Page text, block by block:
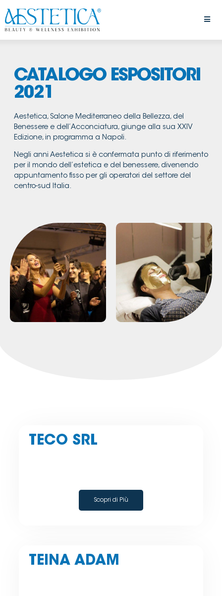
CATALOGO ESPOSITORI
2021
Aestetica, Salone Mediterraneo della Bellezza, del
Benessere e dell’Acconciatura, giunge alla sua XXIV
Edizione, in programma a Napoli.
Negli anni Aestetica si è confermata punto di riferimento
per il mondo dell’estetica e del benessere, divenendo
appuntamento fisso per gli operatori del settore del
centro-sud Italia.
TECO SRL
Scopri di Più
TEINA ADAM